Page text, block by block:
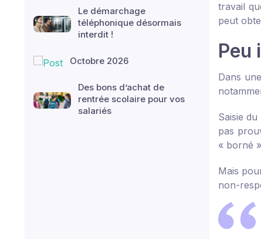
Le démarchage
téléphonique désormais
interdit !
Octobre 2026
Des bons d’achat de
rentrée scolaire pour vos
salariés
travail
peut
Peu
Dans
Saisie
pas
« borné
Mais
non-